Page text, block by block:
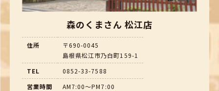
森のくまさん 松江店
住所
〒690-0045
島根県松江市乃白町159-1
TEL
0852-33-7588
営業時間
AM7:00～PM7:00